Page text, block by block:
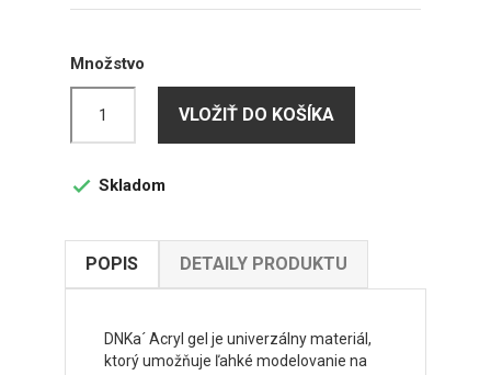
Množstvo
VLOŽIŤ DO KOŠÍKA
 Skladom
POPIS DETAILY PRODUKTU
DNKa´ Acryl gel je univerzálny materiál,
ktorý umožňuje ľahké modelovanie na